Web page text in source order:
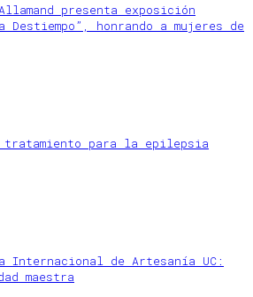
presenta exposición
Destiempo”, honrando a mujeres de
tratamiento para la epilepsia
Internacional de Artesanía UC:
maestra